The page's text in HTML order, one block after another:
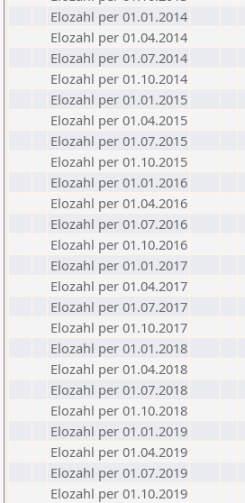
Elozahl per 01.01.2014
Elozahl per 01.04.2014
Elozahl per 01.07.2014
Elozahl per 01.10.2014
Elozahl per 01.01.2015
Elozahl per 01.04.2015
Elozahl per 01.07.2015
Elozahl per 01.10.2015
Elozahl per 01.01.2016
Elozahl per 01.04.2016
Elozahl per 01.07.2016
Elozahl per 01.10.2016
Elozahl per 01.01.2017
Elozahl per 01.04.2017
Elozahl per 01.07.2017
Elozahl per 01.10.2017
Elozahl per 01.01.2018
Elozahl per 01.04.2018
Elozahl per 01.07.2018
Elozahl per 01.10.2018
Elozahl per 01.01.2019
Elozahl per 01.04.2019
Elozahl per 01.07.2019
Elozahl per 01.10.2019